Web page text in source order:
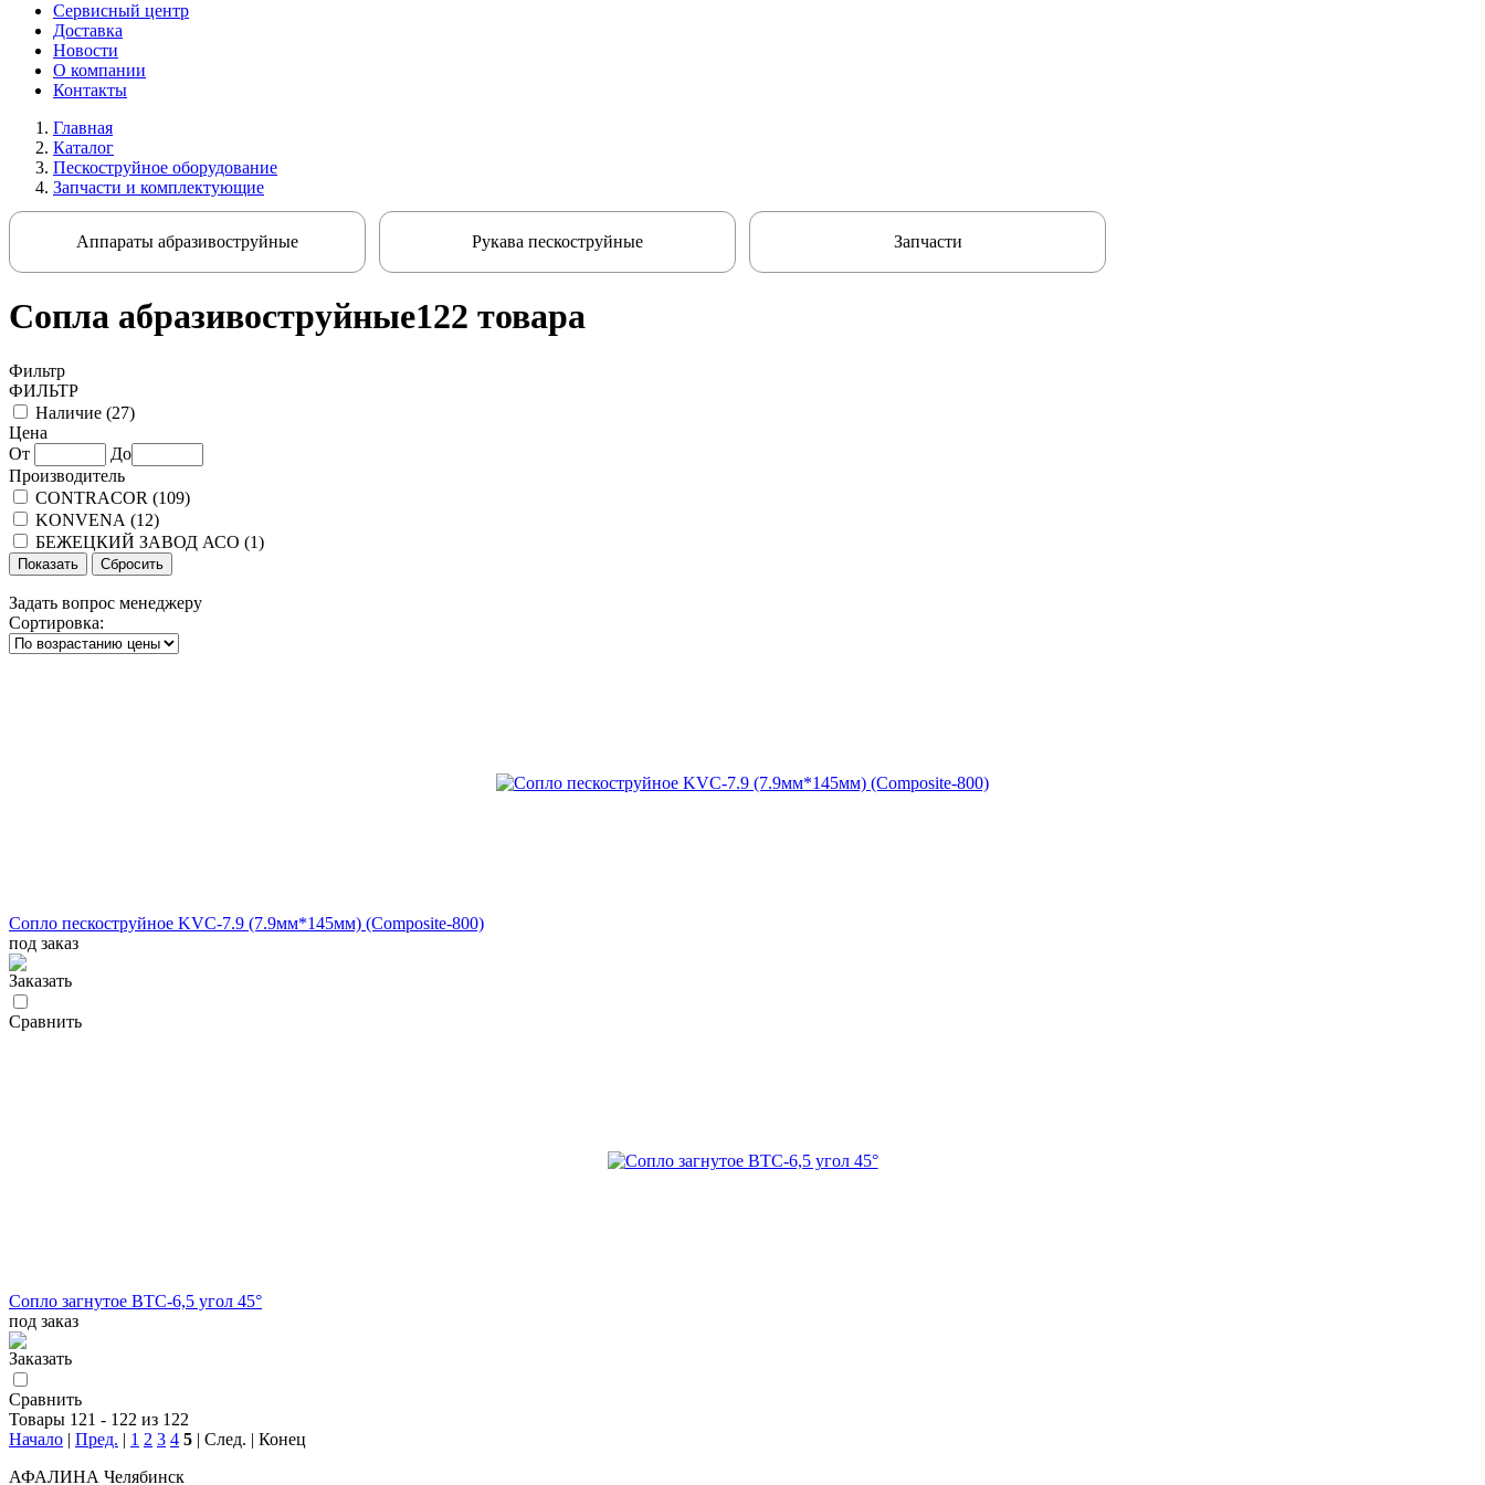
Сервисный центр
Доставка
Новости
О компании
Контакты
Главная
Каталог
Пескоструйное оборудование
Запчасти и комплектующие
Аппараты абразивоструйные Рукава пескоструйные Запчасти
Сопла абразивоструйные122 товара
Фильтр
ФИЛЬТР
Наличие (27)
Цена
От
До
Производитель
CONTRACOR (109)
KONVENA (12)
БЕЖЕЦКИЙ ЗАВОД АСО (1)
Задать вопрос менеджеру
Сортировка:
Сопло пескоструйное KVC-7.9 (7.9мм*145мм) (Composite-800)
под заказ
Заказать
Сравнить
Сопло загнутое BTC-6,5 угол 45°
под заказ
Заказать
Сравнить
Товары 121 - 122 из 122
Начало | Пред. | 1 2 3 4 5 | След. | Конец
АФАЛИНА Челябинск